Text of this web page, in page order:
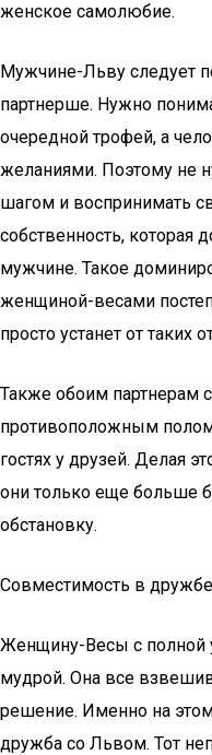
женское самолюбие.
Мужчине-Льву следует
партнерше. Нужно
очередной трофей, а
желаниями. Поэтому не
шагом и воспринимать
собственность, которая
мужчине. Такое
женщиной-весами
просто устанет от таких
Также обоим партнерам
противоположным
гостях у друзей. Делая
они только еще больше
обстановку.
Совместимость в дружбе
Женщину-Весы с полной
мудрой. Она все
решение. Именно на
дружба со Львом. Тот